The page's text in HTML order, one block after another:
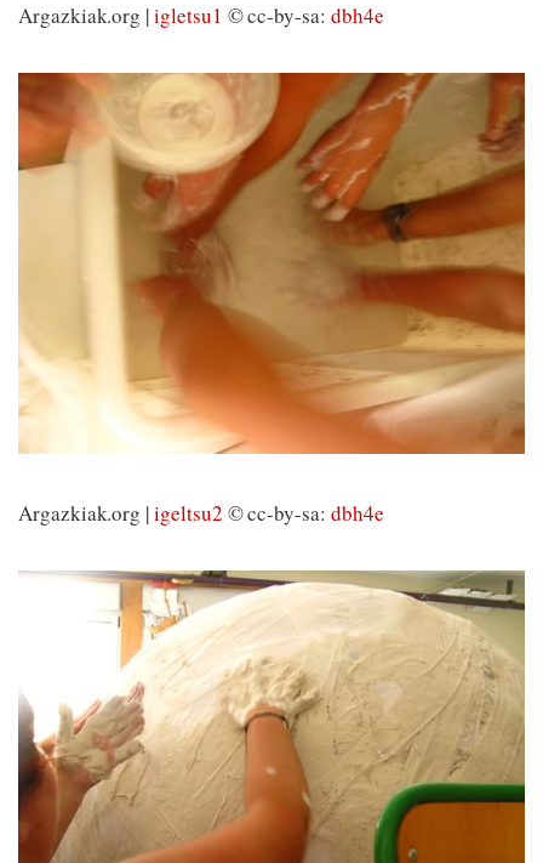
Argazkiak.org |igletsu1 © cc-by-sa: dbh4e
Argazkiak.org |igeltsu2 © cc-by-sa: dbh4e